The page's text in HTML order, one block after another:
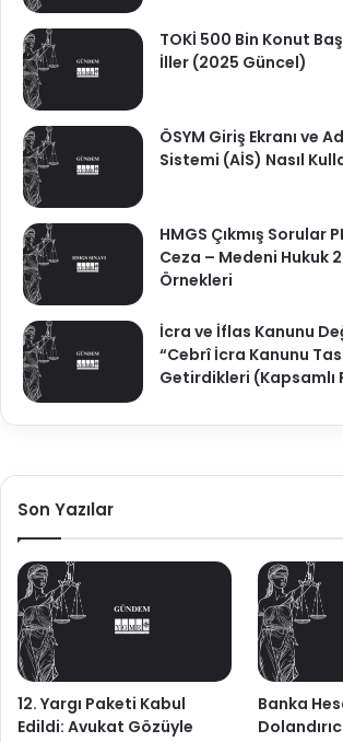
TOKİ 500 Bin Konut
İller (2025 Güncel)
ÖSYM Giriş Ekranı ve
Sistemi (AİS) Nasıl
HMGS Çıkmış Sorular
Ceza – Medeni Hukuk
Örnekleri
İcra ve İflas Kanunu
“Cebrî İcra Kanunu
Getirdikleri (Kapsamlı
Son Yazılar
12. Yargı Paketi Kabul
Edildi: Avukat Gözüyle
Banka